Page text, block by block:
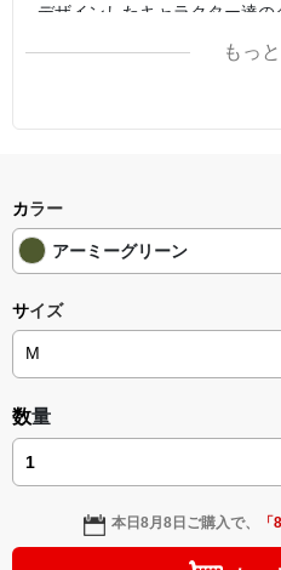
デザインしたキャラクター達
もっ
カラー
アーミーグリーン
サイズ
数量
本日8月8日 ご購入で、 「